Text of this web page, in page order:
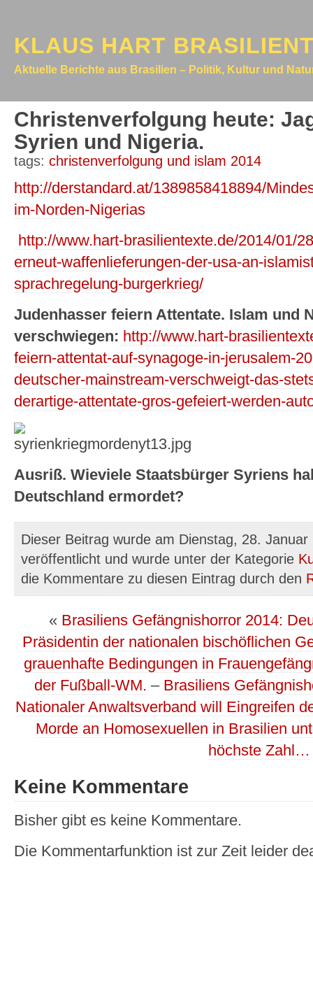
KLAUS HART
Aktuelle Berichte aus Brasilien – Politik, Kultur und
Christenverfolgung heute:
Syrien und Nigeria.
tags: christenverfolgung und islam 2014
http://derstandard.at/1389858418894/
im-Norden-Nigerias
http://www.hart-brasilientexte.de/2014/01/
erneut-waffenlieferungen-der-usa-an-
sprachregelung-burgerkrieg/
Judenhasser feiern Attentate. Islam und
verschwiegen: http://www.hart-
feiern-attentat-auf-synagoge-in-jerusalem-
deutscher-mainstream-verschweigt-das-
derartige-attentate-gros-gefeiert-werden-
Ausriß. Wieviele Staatsbürger Syriens
Deutschland ermordet?
Dieser Beitrag wurde am Dienstag, 28.
veröffentlicht und wurde unter der Kategorie
die Kommentare zu diesen Eintrag durch den
« Brasiliens Gefängnishorror 2014:
Präsidentin der nationalen bischöflichen
grauenhafte Bedingungen in
der Fußball-WM. – Brasiliens
Nationaler Anwaltsverband will Eingreifen
Morde an Homosexuellen in Brasilien
höchste Zahl…
Keine Kommentare
Bisher gibt es keine Kommentare.
Die Kommentarfunktion ist zur Zeit leider